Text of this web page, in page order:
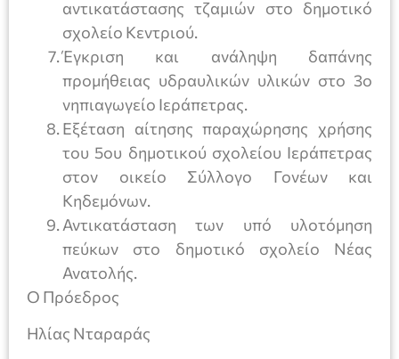
αντικατάστασης τζαμιών στο δημοτικό
σχολείο Κεντριού.
Έγκριση και ανάληψη δαπάνης
προμήθειας υδραυλικών υλικών στο 3ο
νηπιαγωγείο Ιεράπετρας.
Εξέταση αίτησης παραχώρησης χρήσης
του 5ου δημοτικού σχολείου Ιεράπετρας
στον οικείο Σύλλογο Γονέων και
Κηδεμόνων.
Αντικατάσταση των υπό υλοτόμηση
πεύκων στο δημοτικό σχολείο Νέας
Ανατολής.
Ο Πρόεδρος
Ηλίας Νταραράς